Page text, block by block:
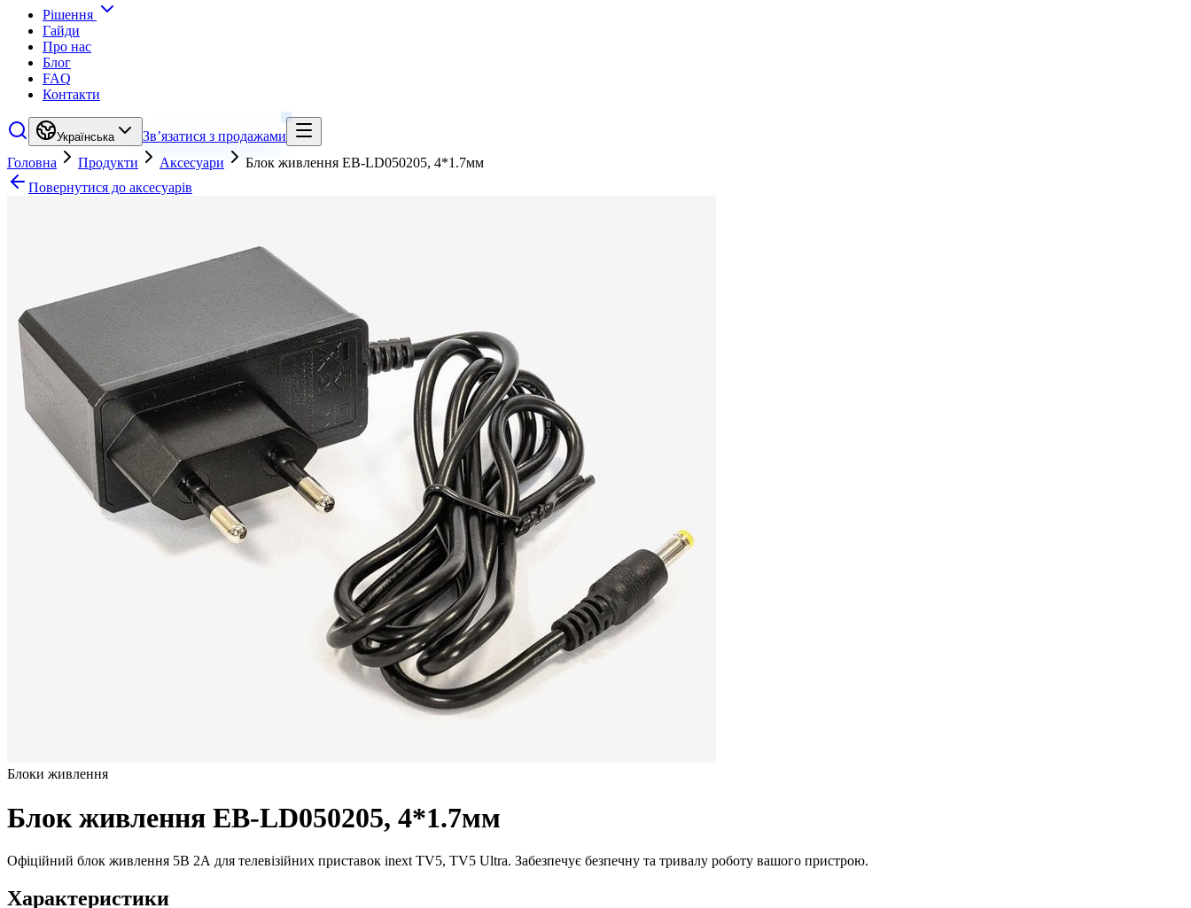
Рішення
Гайди
Про нас
Блог
FAQ
Контакти
Українська
Зв’язатися з продажами
Головна
Продукти Аксесуари
Блок живлення EB-LD050205, 4*1.7мм
Повернутися до аксесуарів
Блоки живлення
Блок живлення EB-LD050205, 4*1.7мм
Офіційний блок живлення 5В 2А для телевізійних приставок inext TV5, TV5 Ultra. Забезпечує безпечну та тривалу роботу вашого пристрою.
Характеристики